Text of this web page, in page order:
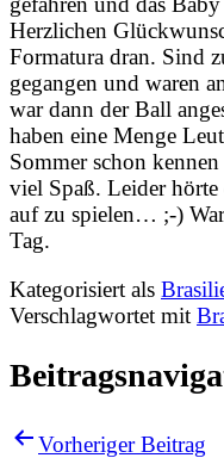
Herzlichen
Formatura dran. Sind
gegangen und waren
war dann der Ball
haben eine Menge
Sommer schon
viel Spaß. Leider
auf zu spielen… ;-)
Tag.
Kategorisiert als
Verschlagwortet mit
Vorheriger Beitrag